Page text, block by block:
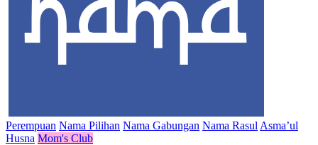
Perempuan Nama Pilihan Nama Gabungan Nama Rasul Asma’ul
Husna Mom's Club